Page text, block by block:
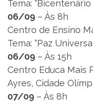
Tema:
06/09 – Às 8h
Centro de Ensino
Tema: “Paz
06/09 – Às 15h
Centro Educa Mais
Ayres, Cidade
07/09 – Às 8h